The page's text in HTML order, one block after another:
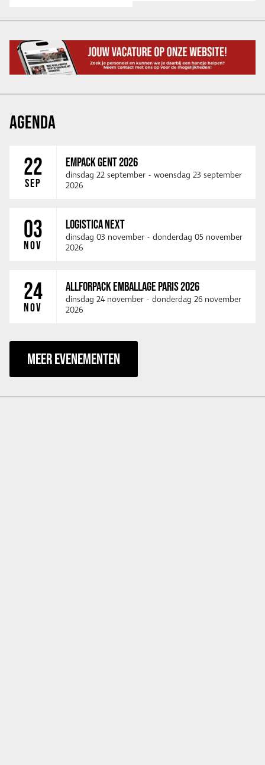
AGENDA
22
SEP
EMPACK GENT 2026
dinsdag 22 september - woensdag 23 september
2026
03
NOV
LOGISTICA NEXT
dinsdag 03 november - donderdag 05 november
2026
24
NOV
ALLFORPACK EMBALLAGE PARIS 2026
dinsdag 24 november - donderdag 26 november
2026
MEER EVENEMENTEN